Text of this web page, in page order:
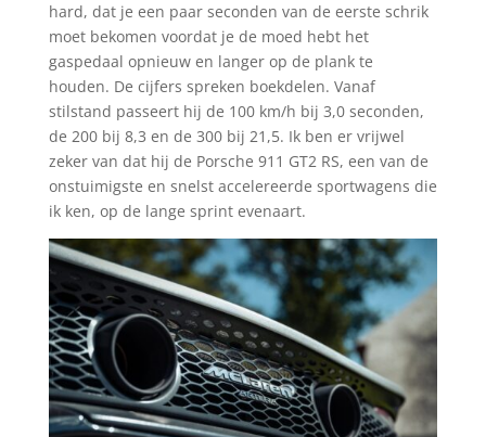
hard, dat je een paar seconden van de eerste schrik
moet bekomen voordat je de moed hebt het
gaspedaal opnieuw en langer op de plank te
houden. De cijfers spreken boekdelen. Vanaf
stilstand passeert hij de 100 km/h bij 3,0 seconden,
de 200 bij 8,3 en de 300 bij 21,5. Ik ben er vrijwel
zeker van dat hij de Porsche 911 GT2 RS, een van de
onstuimigste en snelst accelereerde sportwagens die
ik ken, op de lange sprint evenaart.